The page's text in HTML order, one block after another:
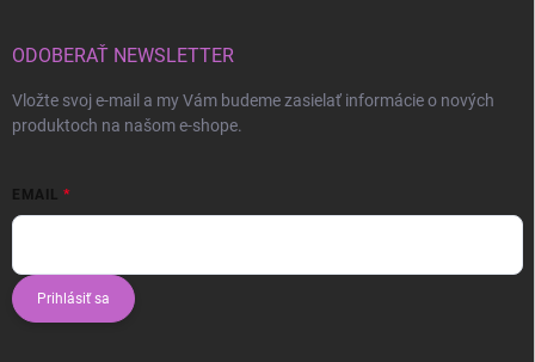
ODOBERAŤ NEWSLETTER
Vložte svoj e-mail a my Vám budeme zasielať informácie o nových
produktoch na našom e-shope.
EMAIL
Prihlásiť sa